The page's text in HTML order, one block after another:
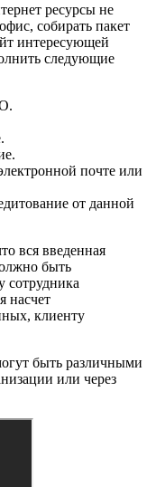
ресурсы не
собирать пакет
интересующей
следующие
почте или
от данной
вся введенная
быть
сотрудника
насчет
клиенту
быть различными
или через